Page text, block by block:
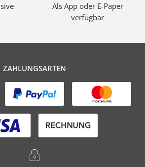
Als App oder E-Paper
verfügbar
ZAHLUNGSARTEN